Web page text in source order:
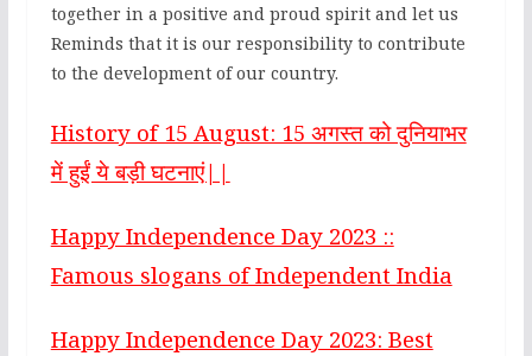
together in a positive and proud spirit and let us
Reminds that it is our responsibility to contribute
to the development of our country.
History of 15 August: 15 अगस्त को दुनियाभर
में हुईं ये बड़ी घटनाएं||
Happy Independence Day 2023 ::
Famous slogans of Independent India
Happy Independence Day 2023: Best